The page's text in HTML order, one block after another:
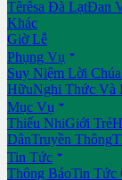
Têrêsa Đà LạtĐan
Khác
Giờ Lễ
Phụng Vụ 
Suy Niệm Lời
HữuNghi Thức Và
Mục Vụ 
Thiếu NhiGiới Trẻ
DânTruyền Thông
Tin Tức 
Thông BáoTin Tức